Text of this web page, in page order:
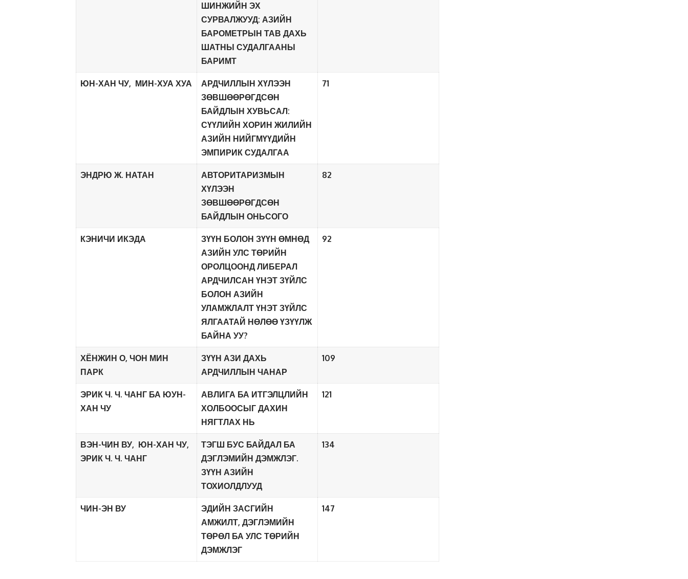
ШИНЖИЙН ЭХ
СУРВАЛЖУУД: АЗИЙН
БАРОМЕТРЫН ТАВ ДАХЬ
ШАТНЫ СУДАЛГААНЫ
БАРИМТ
ЮН-ХАН ЧУ, МИН-ХУА ХУА
АРДЧИЛЛЫН ХҮЛЭЭН
ЗӨВШӨӨРӨГДСӨН
БАЙДЛЫН ХУВЬСАЛ:
СҮҮЛИЙН ХОРИН ЖИЛИЙН
АЗИЙН НИЙГМҮҮДИЙН
ЭМПИРИК СУДАЛГАА
71
ЭНДРЮ Ж. НАТАН
АВТОРИТАРИЗМЫН
ХҮЛЭЭН
ЗӨВШӨӨРӨГДСӨН
БАЙДЛЫН ОНЬСОГО
82
КЭНИЧИ ИКЭДА
ЗҮҮН БОЛОН ЗҮҮН ӨМНӨД
АЗИЙН УЛС ТӨРИЙН
ОРОЛЦООНД ЛИБЕРАЛ
АРДЧИЛСАН ҮНЭТ ЗҮЙЛС
БОЛОН АЗИЙН
УЛАМЖЛАЛТ ҮНЭТ ЗҮЙЛС
ЯЛГААТАЙ НӨЛӨӨ ҮЗҮҮЛЖ
БАЙНА УУ?
92
ХЁНЖИН О, ЧОН МИН
ПАРК
ЗҮҮН АЗИ ДАХЬ
АРДЧИЛЛЫН ЧАНАР
109
ЭРИК Ч. Ч. ЧАНГ БА ЮУН-
ХАН ЧУ
АВЛИГА БА ИТГЭЛЦЛИЙН
ХОЛБООСЫГ ДАХИН
НЯГТЛАХ НЬ
121
ВЭН-ЧИН ВУ, ЮН-ХАН ЧУ,
ЭРИК Ч. Ч. ЧАНГ
ТЭГШ БУС БАЙДАЛ БА
ДЭГЛЭМИЙН ДЭМЖЛЭГ.
ЗҮҮН АЗИЙН
ТОХИОЛДЛУУД
134
ЧИН-ЭН ВУ
ЭДИЙН ЗАСГИЙН
АМЖИЛТ, ДЭГЛЭМИЙН
ТӨРӨЛ БА УЛС ТӨРИЙН
ДЭМЖЛЭГ
147